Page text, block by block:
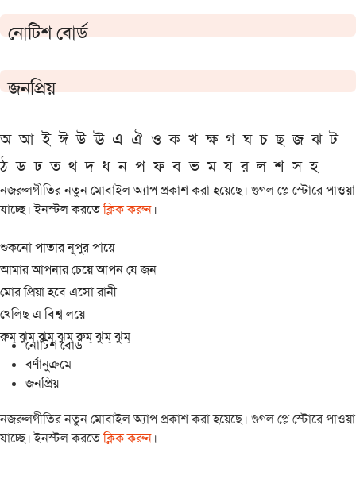
নোটিশ বোর্ড
জনপ্রিয়
অ আ ই ঈ উ ঊ এ ঐ ও ক খ ক্ষ গ ঘ চ ছ জ ঝ ট
ঠ ড ঢ ত থ দ ধ ন প ফ ব ভ ম য র ল শ স হ
নজরুলগীতির নতুন মোবাইল অ্যাপ প্রকাশ করা হয়েছে। গুগল প্লে স্টোরে পাওয়া
যাচ্ছে। ইনস্টল করতেক্লিক করুন।
শুকনো পাতার নূপুর পায়ে
আমার আপনার চেয়ে আপন যে জন
মোর প্রিয়া হবে এসো রানী
খেলিছ এ বিশ্ব লয়ে
রুম্ ঝুম্ ঝুম্ ঝুম্ রুম্ ঝুম্ ঝুম্
নোটিশ বোর্ড
বর্ণানুক্রমে
জনপ্রিয়
নজরুলগীতির নতুন মোবাইল অ্যাপ প্রকাশ করা হয়েছে। গুগল প্লে স্টোরে পাওয়া
যাচ্ছে। ইনস্টল করতেক্লিক করুন।